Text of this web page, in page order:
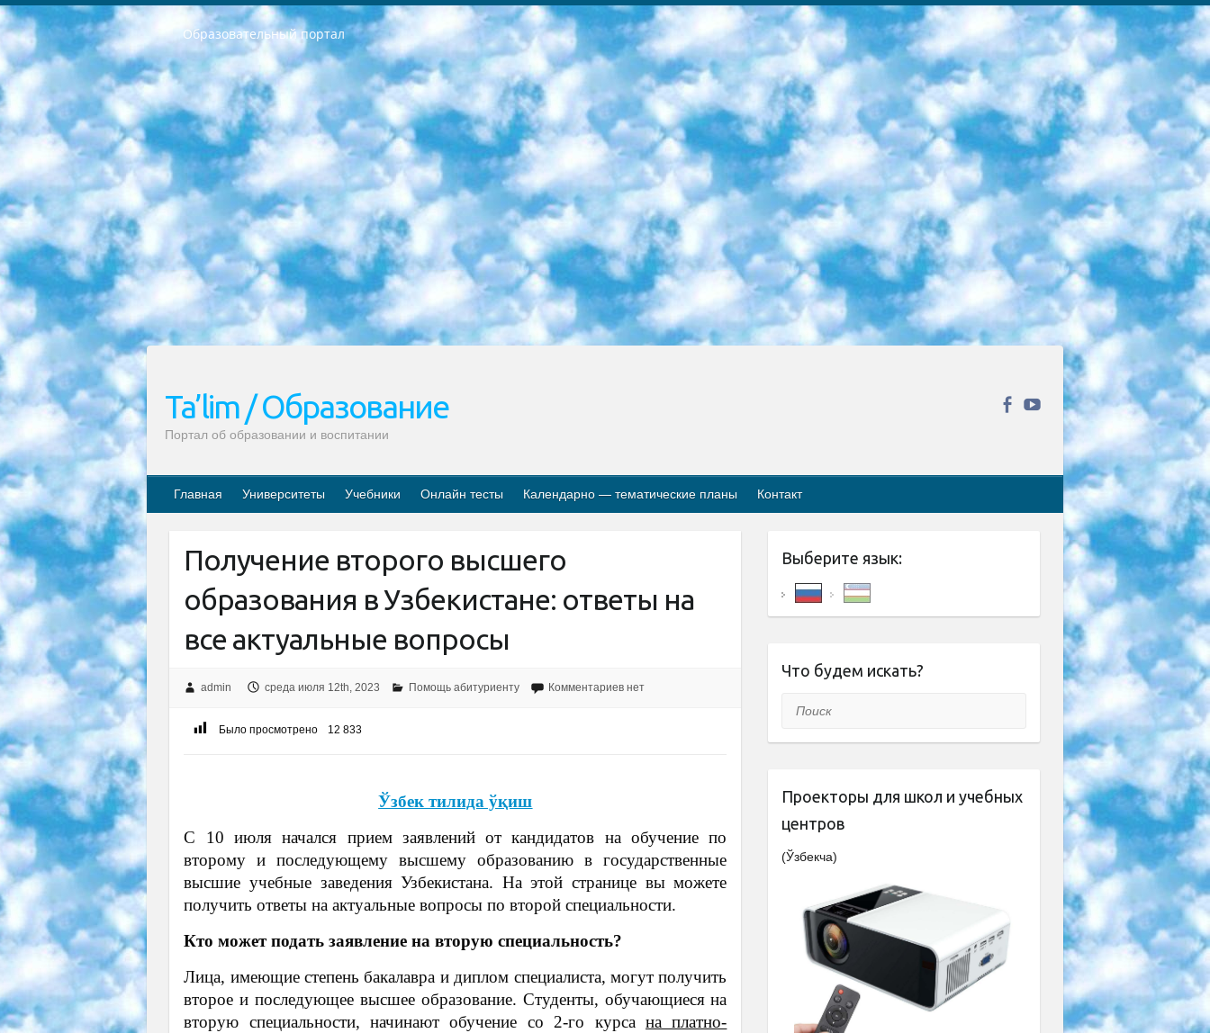
Образовательный портал
РЕСПУБЛИКА УЗБЕКИСТАН МИНИСТРЕРСТВО ДОШКОЛЬНОГО И ШКОЛЬНОГО ОБРАЗОВАНИЯ КОМАНДА в общеобразовательных учреждениях в 2023-2024 учебном году организация и проведение итоговой государственной аттестации обучающихся о Министра дошкольного и школьного образования Республики Узбекистан от 4 марта 2008 года (постановлением Минюста от 20 марта 2008 года № 1778 государственной регистрации) «Итоговое состояние учащихся общего среднего образования на основании положения об утверждении положения об аттестации общего среднего образования выпускной экзамен студентов в образовательных учреждениях в 2023-2024 учебном году В целях организации и прохождения аттестации приказываю: 1. Следующее: перечень предметов, по которым будет проводиться итоговая государственная аттестация и экзамен формы перевода согласно приложению 1; сертификаты международного образца, оценивающие уровень владения иностранными языками перечень согласно приложению 2; 2. Педагогический при специализированных образовательных учреждениях. научно-практический центр квалификации и международной оценки (Д.Давидова) 2024 г. До 25 марта: задания по предметам, по которым будет проводиться итоговая аттестация разработка и утверждение технических условий; итоговая аттестация на основании разработанного предметного задания разработка вопросов по предметам (устно и письменно), экзамен передача; общеобразовательные средние школы и специальные учебные заведения учащиеся выпускных классов школ и интернатов в агентской системе подготовка базы данных экзаменационных материалов и критериев оценки; перевод базы экзаменационных материалов на все языки обучения подать в Республиканский образовательный центр для изготовления; варианты экзаменов на основе разработанных контрольных материалов пусть будут поставлены задачи формирования. 3. Республиканский образовательный центр (Ш.Худайкулов) до 5 апреля 2024 года. до: база данных предоставленных экзаменационных материалов на все языки обучения перевод и экспертиза; для слепых, слабовидящих, глухих, слабослышащих и умственно отсталых детей учащиеся выпускных классов специализированных школ и школ-интернатов база данных экзаменационных материалов на всех преподаваемых языках подготовка критериев оценки; специализированные школы для умственно отсталых детей и технологии для учащихся выпускных классов школ-интернатов разработка соответствующих рекомендаций и критериев проведения ЕГЭ по естествознанию давать задания. 4. Педагогический при специализированных образовательных учреждениях. Научно-практический центр навыков и международной оценки (Д.Давидова), Республика образовательный центр (Худайкулов Ш.) итоговый государственный аттестационный экзамен ориентирован на творческое и логическое мышление при подготовке базы материалов учитывать введение заданий. 5. Следует отметить, что: сертификат государственного образца о знании общеобразовательного предмета и как минимум национальный уровень B1 по предметам на иностранных языках, указанным в Приложении 2. или международно признанный сертификат эквивалентного уровня студенты, изучающие определенный предмет, освобождаются от экзамена; по соответствующим предметам запланирована итоговая государственная аттестация за день до дня, путем жеребьевки Рабочей группой (в письменной форме по предметам, проводимым в форме) из числа сформированных вариантов выбрано 2 варианта; 2 выбранных варианта экзамена анонсированы на официальном сайте министерства и все выпускники по всей стране на основе этих вариантов проводит итоговую государственную аттестацию. 6. Государственное образование учащихся средних общеобразовательных учреждений. знания в соответствии с квалификационными требованиями, которые необходимо приобрести на основании стандартов итоговый (выпускной) контроль для 9 и 11 классов в целях тестирования Экзамены (далее – экзамены) состоят из предметов, перечисленных в приложении 1. будет сделано. 7. Экзамены пройдут с 26 мая по 15 июня 2024 г. (кроме науки физического воспитания). 8. Физическая для учащихся 9 классов общесредних образовательных учреждений. Экзамены по предмету «Образование, квалификация медицина» 1-6 мая 2024 года. сотрудники перевести под присмотр (с отклонениями в физическом или умственном развитии) специализированная школа для детей, школы-интернаты и со сколиозом школы-интернаты санаторного типа для больных детей исключены). 9. Он был слепым, слабовидящим и имел нарушения опорно-двигательного аппарата. экзамены в специализированных школах и интернатах для детей должны проводиться исходя из требований, предъявляемых к общеобразовательным учреждениям (физкультура кроме науки). 10. Специализированная школа для глухих и слабослышащих детей. и экзамены в интернатах и быть реализован в виде письменного теста по математике. 11. Специальность для умственно отсталых детей. Для 9 класса Родной язык и литературное письмо Государственный язык (язык обучения – узбекский). для неклассов) написано Математическое письмо Письменная/устная история Узбекистана Физическое воспитание практично Итоговый контроль Для 11 класса Написание родного языка и литературы (эссе) Математическое письмо Узбекский язык (обучение на узбекском языке) не посещающее общее среднее образование для учреждений)/Образовательное учреждение выбор письменный и устный Иностранный язык письменный/устный Письменная/устная история Узбекистана *По выбору студента:  Химия  Физика  Основы государственного права  География 10 бесплатных образовательных ресурсов - Мы составили подборку онлайн-проектов с интерактивными упражнениями, видеолекциями и статьями. Они помогут вам обрести новые и освежить старые знания бесплатно. 1. «ИНТУИТ» Старейшая образовательная площадка Рунета. Здесь вы найдёте сотни текстовых и видеокурсов на десятки различных тем — от программирования до психологии. Многие курсы подготовлены российскими университетами и крупными международными компаниями вроде Intel и Microsoft. Самостоятельное обучение бесплатное, но желающие могут оплатить услуги персональных наставников. 2. «Смартия» знакомит с актуальными профессиями и подсказывает, как им обучаться. Выбрав заинтересовавшую вас специальность — SMM-специалист, фотограф, веб-дизайнер или другую, — увидите список необходимых для неё умений. Чтобы вы могли освоить их самостоятельно, для каждого умения площадка отображает подборку ссылок на учебные материалы. Хотя «Смартия» ориентируется на русскоязычную аудиторию, часть контента всё же доступна только на английском. 3. «Лекторий Физтеха» Проект Московского физико-технического института (Физтеха). С его помощью вы можете смотреть онлайн серии лекций, записанные на видео в этом вузе. В числе доступных предметов — физика, биология, химия, информационные технологии и другие. К некоторым лекциям администрация ресурса прилагает готовые конспекты, которые можно скачивать в PDF-формате. 4. ITMOcourses Онлайн-площадка Санкт-Петербургского национального исследовательского университета информационных технологий, механики и оптики (ИТМО). Ресурс предоставляет свободный доступ к курсам, разработанным в этом вузе. Каталог материалов разбит на четыре категории: «Оптические системы и технологии», «Приборостроение и робототехника», «Информационные технологии» и «Биотехнологии». Курсы состоят из видеолекций, интерактивных демонстраций и заданий. 5. «КиберЛенинка» Электронная научная библиотека открытого доступа. Каталог площадки регулярно обрастает текстами статей из различных научных изданий. Сгруппированные по журналам и рубрикам публикации можно читать онлайн или скачивать целиком в PDF-формате. Проект нацелен на популяризацию науки за счёт открытого доступа к качественной информации. 6. «ПостНаука» На этом ресурсе публикуют подборки видеолекций, составленные экспертами из разных отраслей и объединённые общими темами. Среди них, к примеру, есть серии «Биоинформатика и геномика», «Культура средневековой Скандинавии» и Cinema Studies о теории кино. Каждая подборка лекций — логически связанная история, рассказанная экспертом от первого лица. Кроме того, на сайте появляются научно-образовательные статьи и тесты на разные темы. 7. «Newочём» Команда проекта «Newочём» отбирает самые интересные тексты из англоязычных СМИ и переводит те из них, за которые голосуют участники сообщества «ВКонтакте». По большей части это научно-популярные статьи. Редакторы придумывают лишь заголовки, в остальном содержание переводов соответствует оригиналам. Полные тексты можно читать прямо в социальной сети. 8. InternetUrok Онлайн-база материалов по основным дисциплинам школьной программы. Информация на сайте структурирована по классам, предметам и темам (урокам). Каждый урок состоит из видеолекций и конспектов. Есть также интерактивные тренажёры и тесты для закрепления пройденного материала. Даже если вы давно окончили школу, возможность повторить программу старших классов всегда может пригодиться. 9. Edutainme Ещё один ресурс об образовании. В отличие от Newtonew, как мне кажется, Edutainme больше ориентируется на представителей индустрии: педагогов, предпринимателей, разработчиков образовательных проектов. Но и любой, кто просто стремится к саморазвитию, найдёт на сайте много полезного и интересного для себя. Например, информацию о новых курсах и образовательных сервисах. 10. Newtonew Онлайн-медиа об образовании и обучении в широком смысле. Авторы Newtonew пишут об инструментах, заведениях, тактиках и стратегиях, которые помогают учить других и получать новые знания самостоятельно. На этой площадке вы найдёте новости, обзоры, аналитические мат
Ta’lim / Образование
Портал об образовании и воспитании
Главная Университеты Учебники Онлайн тесты Календарно — тематические планы Контакт
Получение второго высшего
образования в Узбекистане: ответы на
все актуальные вопросы
admin среда июля 12th, 2023 Помощь абитуриенту Комментариев нет
Было просмотрено 12 833
Ўзбек тилида ўқиш
С 10 июля начался прием заявлений от кандидатов на обучение по
второму и последующему высшему образованию в государственные
высшие учебные заведения Узбекистана. На этой странице вы можете
получить ответы на актуальные вопросы по второй специальности.
Кто может подать заявление на вторую специальность?
Лица, имеющие степень бакалавра и диплом специалиста, могут получить
второе и последующее высшее образование. Студенты, обучающиеся на
вторую специальности, начинают обучение со 2-го курсана платно-
Выберите язык:
Что будем искать?
Поиск
Проекторы для школ и учебных
центров
(Ўзбекча)